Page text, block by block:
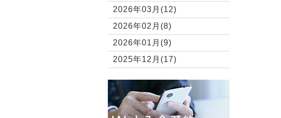
2026年03月(12)
2026年02月(8)
2026年01月(9)
2025年12月(17)
2025年10月(11)
2025年09月(10)